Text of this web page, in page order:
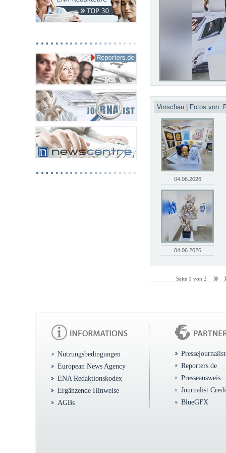
Vorschau | Fotos von:
04.06.2026
04.06.2026
Seite 1 von 2
Nutzungsbedingungen
European News Agency
ENA Redaktionskodex
Ergänzende Hinweise
AGBs
Reporters.de
Presseausweis
Journalist
BlueGFX